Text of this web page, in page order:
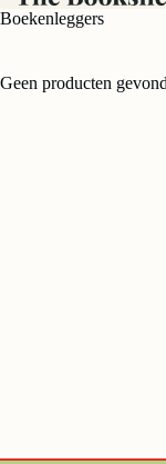
Boekenleggers
Geen producten